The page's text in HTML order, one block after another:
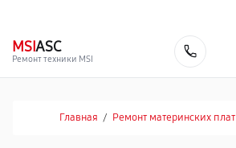
MSIASC
Ремонт техники MSI
Главная / Ремонт материнских плат